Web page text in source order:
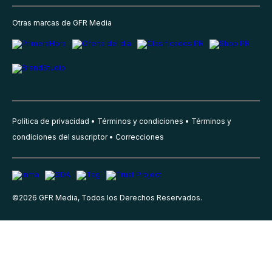
Otras marcas de GFR Media
Política de privacidad Términos y condiciones
Términos y
condiciones del suscriptor
Correcciones
©2026 GFR Media, Todos los Derechos Reservados.